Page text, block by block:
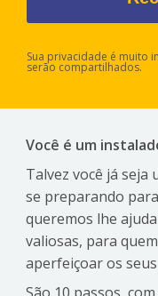
Sua privacidade é muito
serão compartilhados.
Você é um
Talvez você já seja
se preparando
queremos lhe
valiosas, para
aperfeiçoar os